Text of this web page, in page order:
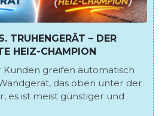
TRUHENGERÄT – DER
HEIZ-CHAMPION
Kunden greifen automatisch
das oben unter der
es ist meist günstiger und